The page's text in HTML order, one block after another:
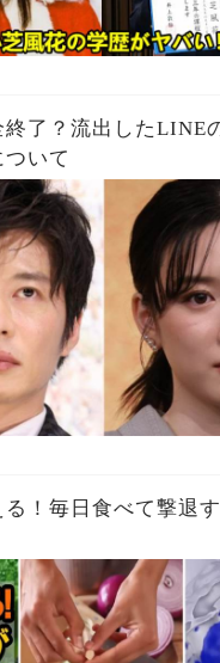
終了？流出したLINE
いて
！毎日食べて撃退